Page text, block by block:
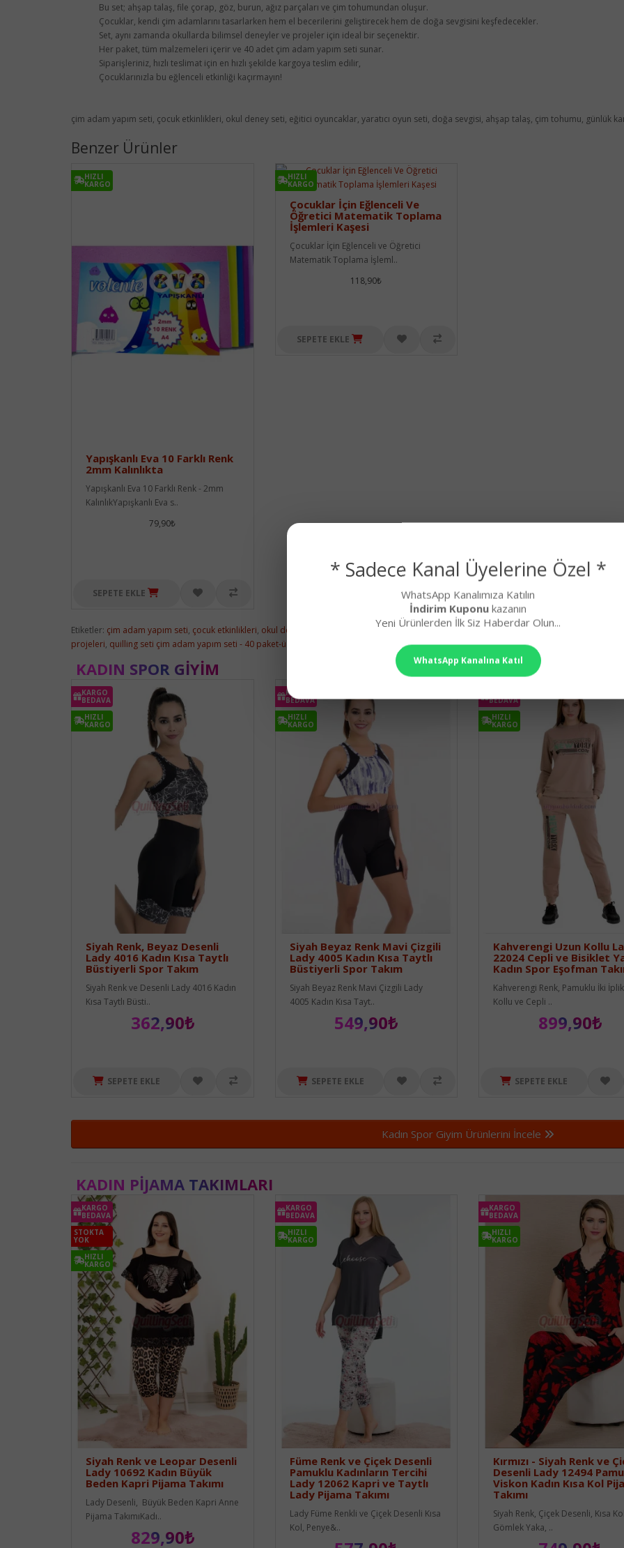
Bu set; ahşap talaş, file çorap, göz, burun, ağız parçaları ve çim tohumundan oluşur.
Çocuklar, kendi çim adamlarını tasarlarken hem el becerilerini geliştirecek hem de doğa sevgisini keşfedecekler.
Set, aynı zamanda okullarda bilimsel deneyler ve projeler için ideal bir seçenektir.
Her paket, tüm malzemeleri içerir ve 40 adet çim adam yapım seti sunar.
Siparişleriniz, hızlı teslimat için en hızlı şekilde kargoya teslim edilir,
Çocuklarınızla bu eğlenceli etkinliği kaçırmayın!
çim adam yapım seti, çocuk etkinlikleri, okul deney seti, eğitici oyuncaklar, yaratıcı oyun seti, doğa sevgisi, ahşap talaş, çim tohumu,
Benzer Ürünler
HIZLI
KARGO
Yapışkanlı Eva 10 Farklı Renk
2mm Kalınlıkta
Yapışkanlı Eva 10 Farklı Renk - 2mm
KalınlıkYapışkanlı Eva s..
79,90₺
SEPETE EKLE
HIZLI
KARGO
Çocuklar İçin Eğlenceli Ve
Öğretici Matematik Toplama
İşlemleri Kaşesi
Çocuklar İçin Eğlenceli ve Öğretici
Matematik Toplama İşleml..
118,90₺
SEPETE EKLE
Etiketler: çim adam yapım seti, çocuk etkinlikleri, okul deney seti eğitici oyuncaklar, yaratıcı oyun seti, doğa sevgisi,ahşap talaş
projeleri, quilling seti çim adam yapım seti - 40 paket-ücretsiz kargo 8509990003067,eğitim gereçleri,8509990003067
KADIN SPOR GIYIM
KARGO
BEDAVA
HIZLI
KARGO
Siyah Renk, Beyaz Desenli
Lady 4016 Kadın Kısa Taytlı
Büstiyerli Spor Takım
Siyah Renk ve Desenli Lady 4016 Kadın
Kısa Taytlı Büsti..
362,90₺
SEPETE EKLE
KARGO
BEDAVA
HIZLI
KARGO
Siyah Beyaz Renk Mavi Çizgili
Lady 4005 Kadın Kısa Taytlı
Büstiyerli Spor Takım
Siyah Beyaz Renk Mavi Çizgili Lady
4005 Kadın Kısa Tayt..
549,90₺
SEPETE EKLE
BEDAVA
HIZLI
KARGO
Kahverengi Uzun Kollu
22024 Cepli ve Bisiklet
Kadın Spor Eşofman
Kahverengi Renk, Pamuklu İki
Kollu ve Cepli ..
899,90₺
SEPETE EKLE
Kadın Spor Giyim Ürünlerini İncele
KADIN PIJAMA TAKIMLARI
KARGO
BEDAVA
STOKTA
YOK
HIZLI
KARGO
Siyah Renk ve Leopar Desenli
Lady 10692 Kadın Büyük
Beden Kapri Pijama Takımı
Lady Desenli, Büyük Beden Kapri Anne
Pijama TakımıKadı..
829,90₺
KARGO
BEDAVA
HIZLI
KARGO
Füme Renk ve Çiçek Desenli
Pamuklu Kadınların Tercihi
Lady 12062 Kapri ve Taytlı
Lady Pijama Takımı
Lady Füme Renkli ve Çiçek Desenli Kısa
Kol, Penye&..
KARGO
BEDAVA
HIZLI
KARGO
Kırmızı - Siyah Renk ve
Desenli Lady 12494
Viskon Kadın Kısa Kol
Takımı
Siyah Renk, Çiçek Desenli, Kısa
Gömlek Yaka, ..
* Sadece Kanal Üyelerine Özel *
WhatsApp Kanalımıza Katılın
İndirim Kuponu kazanın
Yeni Ürünlerden İlk Siz Haberdar Olun...
WhatsApp Kanalına Katıl